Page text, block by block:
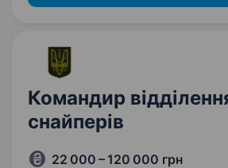
Командир
снайперів
22 000 – 120 000 грн